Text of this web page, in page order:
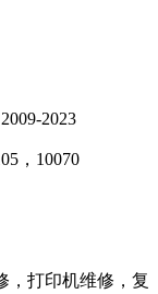
2023
，10070
，打印机维修，复